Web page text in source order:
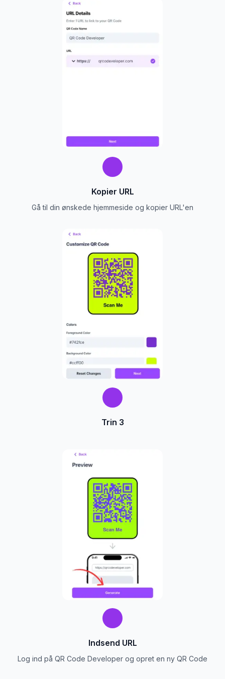
Kopier URL
Gå til din ønskede hjemmeside og kopier URL'en
Trin 3
Indsend URL
Log ind på QR Code Developer og opret en ny QR Code